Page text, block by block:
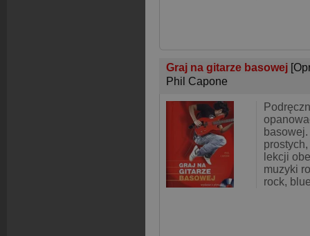
Graj na gitarze basowej
Phil Capone
basowej.
lekcji
muzyki
rock,